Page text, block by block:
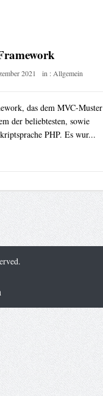
2021 in : Allgemein
das dem MVC-Muster
der beliebtesten, sowie
PHP. Es wur...